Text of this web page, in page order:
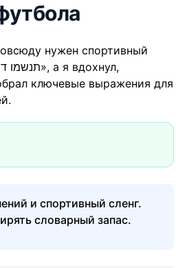
нужен спортивный
и спортивный сленг.
словарный запас.